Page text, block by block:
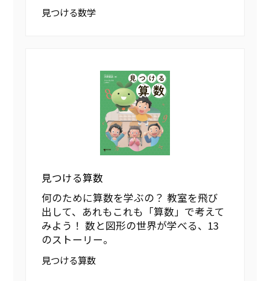
見つける数学
見つける算数
何のために算数を学ぶの？ 教室を飛び
出して、あれもこれも「算数」で考えて
みよう！ 数と図形の世界が学べる、13
のストーリー。
見つける算数